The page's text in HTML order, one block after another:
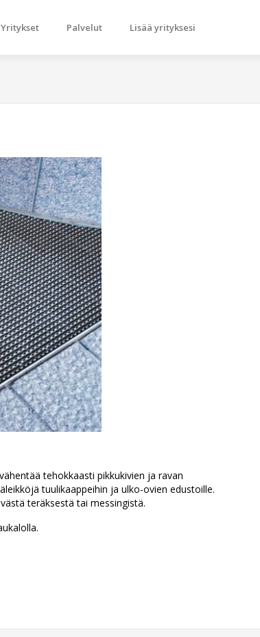
Yritykset Palvelut Lisää yrityksesi
tehokkaasti pikkukivien ja ravan
tuulikaappeihin ja ulko-ovien edustoille.
teräksestä tai messingistä.